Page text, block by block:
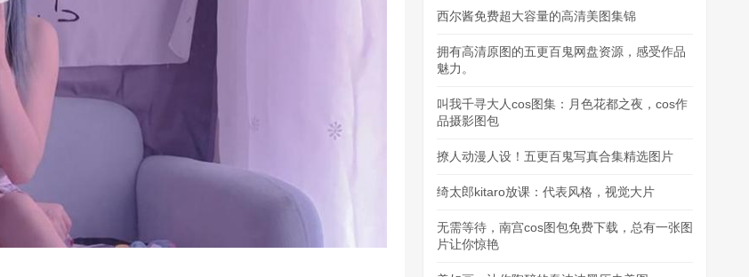
西尔酱免费超大容量的高清美图集锦
拥有高清原图的五更百鬼网盘资源，感受作品
魅力。
叫我千寻大人cos图集：月色花都之夜，cos作
品摄影图包
撩人动漫人设！五更百鬼写真合集精选图片
绮太郎kitaro放课：代表风格，视觉大片
无需等待，南宫cos图包免费下载，总有一张图
片让你惊艳